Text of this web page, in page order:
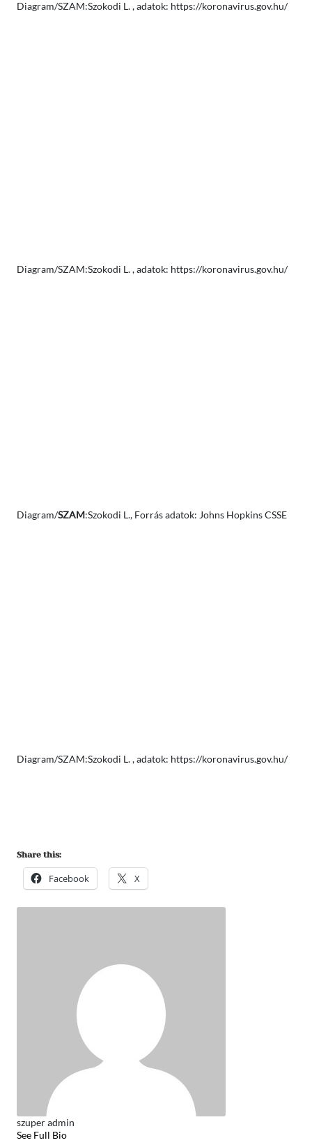
Diagram/SZAM:Szokodi L. , adatok: https://koronavirus.gov.hu/
Diagram/SZAM:Szokodi L. , adatok: https://koronavirus.gov.hu/
Diagram/SZAM:Szokodi L., Forrás adatok: Johns Hopkins CSSE
Diagram/SZAM:Szokodi L. , adatok: https://koronavirus.gov.hu/
Share this:
Facebook X
szuper admin
See Full Bio